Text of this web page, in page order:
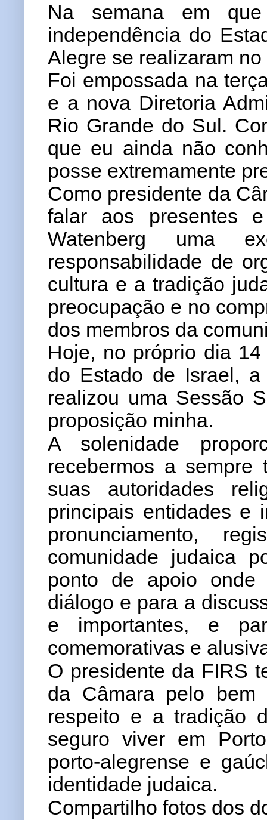
Na semana em
independência do
Alegre se realizaram
Foi empossada na
e a nova Diretoria
Rio Grande do Sul.
que eu ainda não
posse extremamente
Como presidente da
falar aos presentes
Watenberg uma
responsabilidade de
cultura e a tradição
preocupação e no
dos membros da
Hoje, no próprio dia
do Estado de Israel,
realizou uma Sessão
proposição minha.
A solenidade
recebermos a sempre
suas autoridades
principais entidades e
pronunciamento,
comunidade judaica
ponto de apoio
diálogo e para a
e importantes, e
comemorativas e
O presidente da FIRS
da Câmara pelo
respeito e a tradição
seguro viver em
porto-alegrense e
identidade judaica.
Compartilho fotos dos